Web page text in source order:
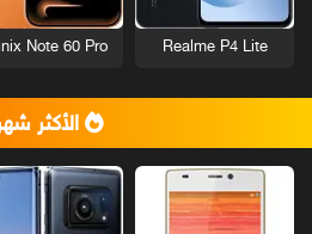
Realme P4 Lite
Note 60 Pro
الأكثر